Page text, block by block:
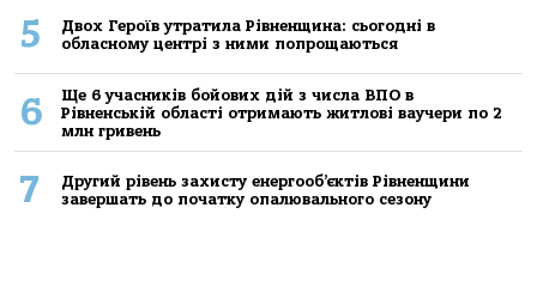
5
Двох Героїв утратила Рівненщина: сьогодні в
обласному центрі з ними попрощаються
6
Ще 6 учасників бойових дій з числа ВПО в
Рівненській області отримають житлові ваучери по 2
млн гривень
7
Другий рівень захисту енергооб’єктів Рівненщини
завершать до початку опалювального сезону